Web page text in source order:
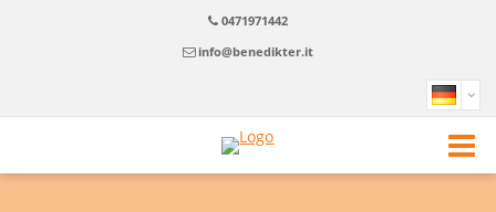
0471971442
info@benedikter.it